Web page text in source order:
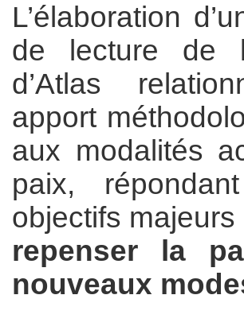
L’élaboration
de lecture de
d’Atlas
apport
aux modalités
paix,
objectifs
repenser la
nouveaux